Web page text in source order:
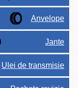
Anvelope
Jante
Ulei de transmisie